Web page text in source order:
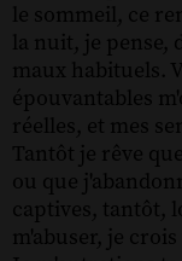
le sommeil, ce
la nuit, je pense,
maux habituels.
épouvantables
réelles, et mes
Tantôt je rêve
ou que
captives, tantôt,
m'abuser, je